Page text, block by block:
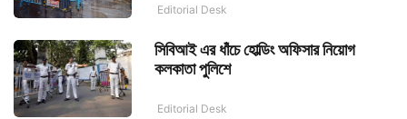
Editorial Desk
সিবিআই এর ধাঁচে হোল্ডিং অফিসার নিয়োগ
কলকাতা পুলিশে
Editorial Desk